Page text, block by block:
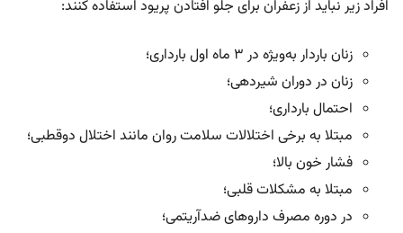
افراد زیر نباید از زعفران برای جلو افتادن پریود استفاده کنند:
زنان باردار به‌ویژه در ۳ ماه اول بارداری؛
زنان در دوران شیردهی؛
احتمال بارداری؛
مبتلا به برخی اختلالات سلامت روان مانند اختلال دوقطبی؛
فشار خون بالا؛
مبتلا به مشکلات قلبی؛
در دوره مصرف داروهای ضدآریتمی؛